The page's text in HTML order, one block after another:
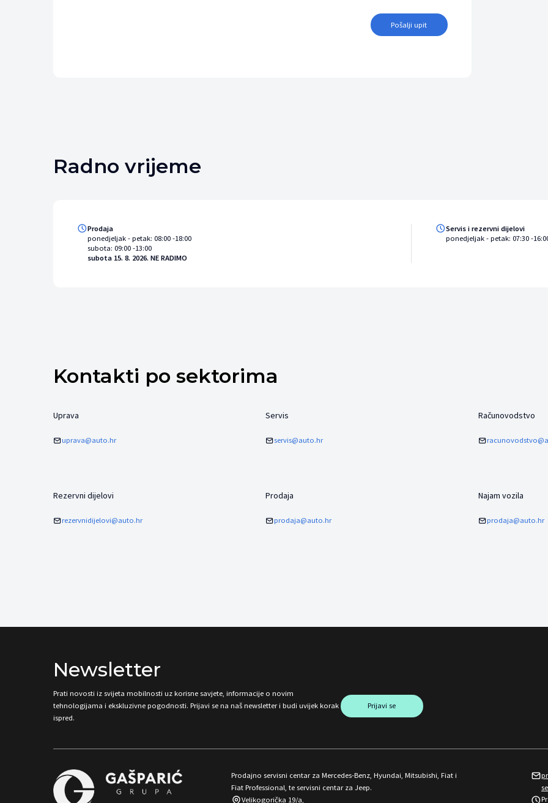
Pošalji upit
Radno vrijeme
Prodaja
ponedjeljak - petak: 08:00 -18:00
subota: 09:00 -13:00
subota 15. 8. 2026. NE RADIMO
Servis i rezervni dijelovi
ponedjeljak - petak: 07:30 -
Kontakti po sektorima
Uprava
uprava@auto.hr
Servis
servis@auto.hr
Računovodstvo
Rezervni dijelovi
rezervnidijelovi@auto.hr
Prodaja
prodaja@auto.hr
Najam vozila
prodaja@auto.hr
Newsletter
Prati novosti iz svijeta mobilnosti uz korisne savjete, informacije o novim
tehnologijama i ekskluzivne pogodnosti. Prijavi se na naš newsletter i budi uvijek korak
ispred.
Prijavi se
Prodajno servisni centar za Mercedes-Benz, Hyundai, Mitsubishi, Fiat i
Fiat Professional, te servisni centar za Jeep.
Velikogorička 19/a,